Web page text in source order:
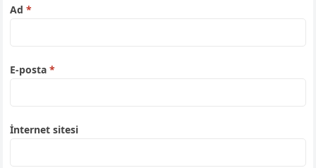
Ad*
E-posta*
İnternet sitesi